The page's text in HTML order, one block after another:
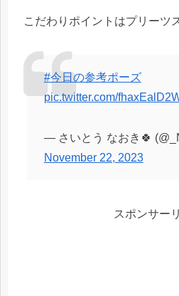
こだわりポイントはプリーツ
#今日の参考ポーズ
pic.twitter.com/
— さいとう なおき🍀
November 22, 2023
スポンサー